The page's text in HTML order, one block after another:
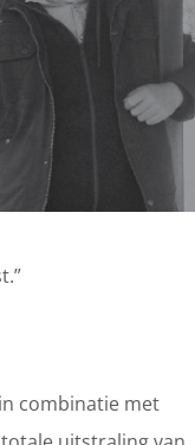
combinatie met